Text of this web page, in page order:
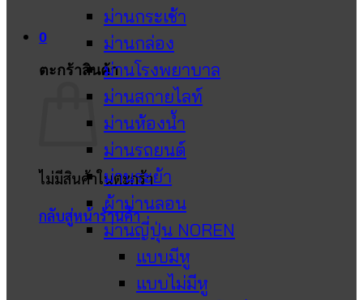
0
ตะกร้าสินค้า
ไม่มีสินค้าในตะกร้า
กลับสู่หน้าร้านค้า
ม่านกระเช้า
ม่านกล่อง
ม่านโรงพยาบาล
ม่านสกายไลท์
ม่านห้องน้ำ
ม่านรถยนต์
ม่านระย้า
ผ้าม่านลอน
ม่านญี่ปุ่น NOREN
แบบมีหู
แบบไม่มีหู